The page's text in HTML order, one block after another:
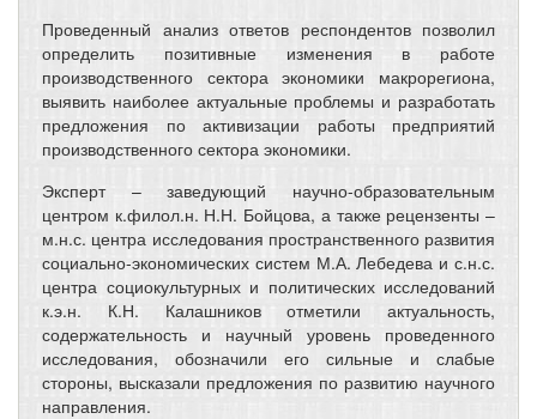
Проведенный анализ ответов респондентов позволил
определить позитивные изменения в работе
производственного сектора экономики макрорегиона,
выявить наиболее актуальные проблемы и разработать
предложения по активизации работы предприятий
производственного сектора экономики.
Эксперт – заведующий научно-образовательным
центром к.филол.н. Н.Н. Бойцова, а также рецензенты –
м.н.с. центра исследования пространственного развития
социально-экономических систем М.А. Лебедева и с.н.с.
центра социокультурных и политических исследований
к.э.н. К.Н. Калашников отметили актуальность,
содержательность и научный уровень проведенного
исследования, обозначили его сильные и слабые
стороны, высказали предложения по развитию научного
направления.